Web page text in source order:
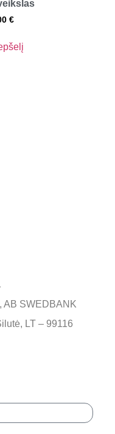
€
AB SWEDBANK
LT – 99116